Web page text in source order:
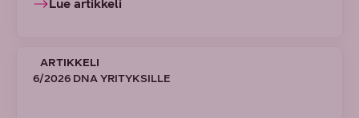
Lue artikkeli
ARTIKKELI
6/2026 DNA YRITYKSILLE